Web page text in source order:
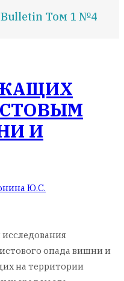
Bulletin Том 1 №4
И
Ю.С.
опада вишни и
на территории